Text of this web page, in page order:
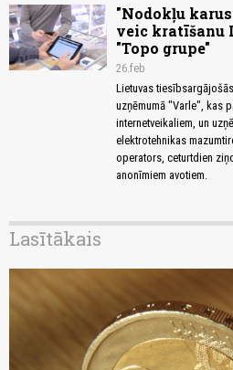
"Nodokļu
veic kratīšanu
"Topo grupe"
26.feb
Lietuvas
uzņēmumā "Varle", kas
internetveikaliem, un
elektrotehnikas
operators, ceturtdien
anonīmiem avotiem.
Lasītākais